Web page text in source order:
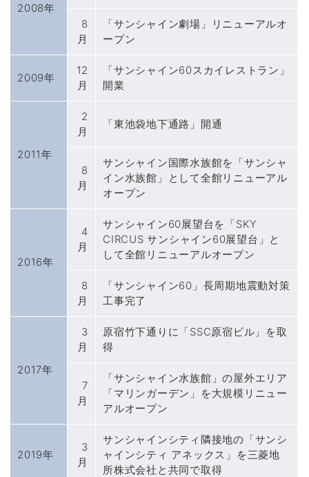
2008年
8
月
「サンシャイン劇場」リニューアルオ
ープン
2009年
12
月
「サンシャイン60スカイレストラン」
開業
2011年
2
月
「東池袋地下通路」開通
8
月
サンシャイン国際水族館を「サンシャ
イン水族館」として全館リニューアル
オープン
2016年
4
月
サンシャイン60展望台を「SKY
CIRCUS サンシャイン60展望台」と
して全館リニューアルオープン
8
月
「サンシャイン60」長周期地震動対策
工事完了
2017年
3
月
原宿竹下通りに「SSC原宿ビル」を取
得
7
月
「サンシャイン水族館」の屋外エリア
「マリンガーデン」を大規模リニュー
アルオープン
2019年
3
月
サンシャインシティ隣接地の「サンシ
ャインシティ アネックス」を三菱地
所株式会社と共同で取得